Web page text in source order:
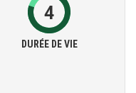
4
DURÉE DE VIE